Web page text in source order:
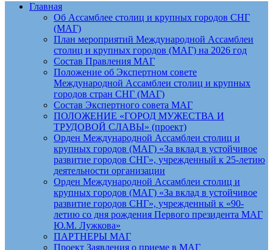
Главная
Об Ассамблее столиц и крупных городов СНГ
(МАГ)
План мероприятий Международной Ассамблеи
столиц и крупных городов (МАГ) на 2026 год
Состав Правления МАГ
Положение об Экспертном совете
Международной Ассамблеи столиц и крупных
городов стран СНГ (МАГ)
Состав Экспертного совета МАГ
ПОЛОЖЕНИЕ «ГОРОД МУЖЕСТВА И
ТРУДОВОЙ СЛАВЫ» (проект)
Орден Международной Ассамблеи столиц и
крупных городов (МАГ) «За вклад в устойчивое
развитие городов СНГ», учрежденный к 25-летию
деятельности организации
Орден Международной Ассамблеи столиц и
крупных городов (МАГ) «За вклад в устойчивое
развитие городов СНГ», учрежденный к «90-
летию со дня рождения Первого президента МАГ
Ю.М. Лужкова»
ПАРТНЕРЫ МАГ
Проект Заявления о приеме в МАГ